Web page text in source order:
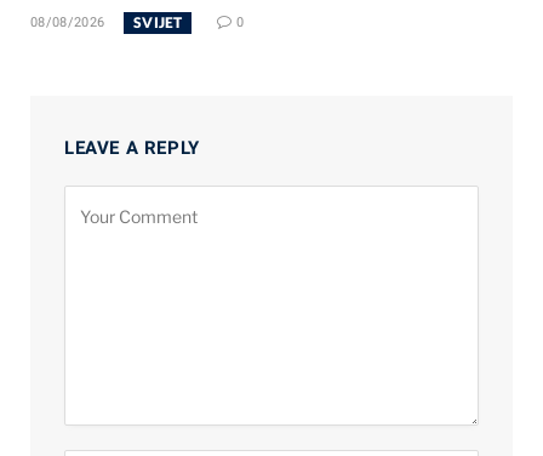
08/08/2026 SVIJET 0
LEAVE A REPLY